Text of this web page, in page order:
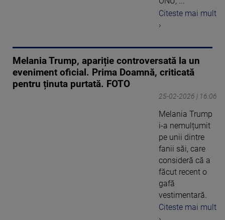
Citeste mai mult
›
Melania Trump, apariție controversată la un
eveniment oficial. Prima Doamnă, criticată
pentru ținuta purtată. FOTO
25-02-2026 | 16:06
Melania Trump
i-a nemulțumit
pe unii dintre
fanii săi, care
consideră că a
făcut recent o
gafă
vestimentară.
Citeste mai mult